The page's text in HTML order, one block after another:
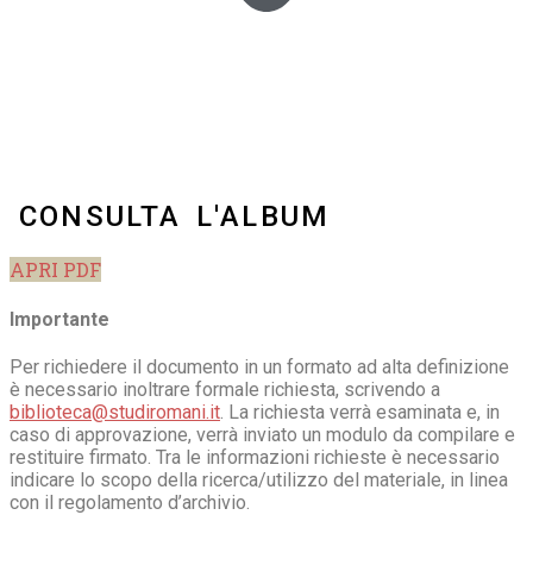
CONSULTA L'ALBUM
APRI PDF
Importante
Per richiedere il documento in un formato ad alta definizione
è necessario inoltrare formale richiesta, scrivendo a
biblioteca@studiromani.it. La richiesta verrà esaminata e, in
caso di approvazione, verrà inviato un modulo da compilare e
restituire firmato. Tra le informazioni richieste è necessario
indicare lo scopo della ricerca/utilizzo del materiale, in linea
con il regolamento d’archivio.